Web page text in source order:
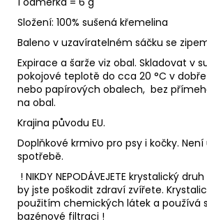
Složení: 100% sušená křemelina
Baleno v uzavíratelném sáčku se
Expirace a šarže viz obal. Skladovat v
pokojové teplotě do cca 20 °C v
nebo papírových obalech, bez
na obal.
Krajina původu EU.
Doplňkové krmivo pro psy i kočky. Není
spotřebě.
! NIKDY NEPODÁVEJETE krystalický
by jste poškodit zdraví zvířete.
použitím chemických látek a používá
bazénové filtraci !